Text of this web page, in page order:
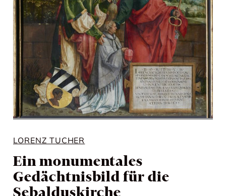
LORENZ TUCHER
Ein monumentales
Gedächtnisbild für die
Sebalduskirche